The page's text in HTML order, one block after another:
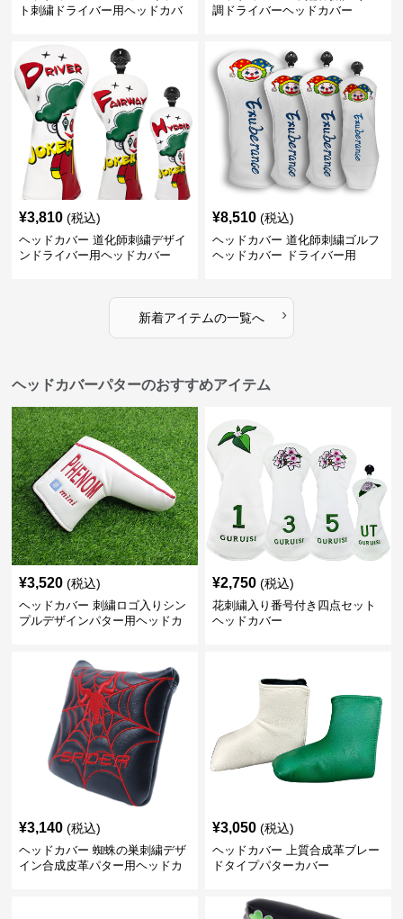
ト刺繍ドライバー用ヘッドカバ
調ドライバーヘッドカバー
¥3,810 (税込)
ヘッドカバー 道化師刺繍デザイ
ンドライバー用ヘッドカバー
¥8,510 (税込)
ヘッドカバー 道化師刺繍ゴルフ
ヘッドカバー ドライバー用
新着アイテムの一覧へ ›
ヘッドカバーパターのおすすめアイテム
¥3,520 (税込)
ヘッドカバー 刺繍ロゴ入りシン
プルデザインパター用ヘッドカ
¥2,750 (税込)
花刺繍入り番号付き四点セット
ヘッドカバー
¥3,140 (税込)
ヘッドカバー 蜘蛛の巣刺繍デザ
イン合成皮革パター用ヘッドカ
¥3,050 (税込)
ヘッドカバー 上質合成革ブレー
ドタイプパターカバー